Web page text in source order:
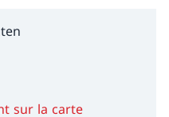
sur la carte